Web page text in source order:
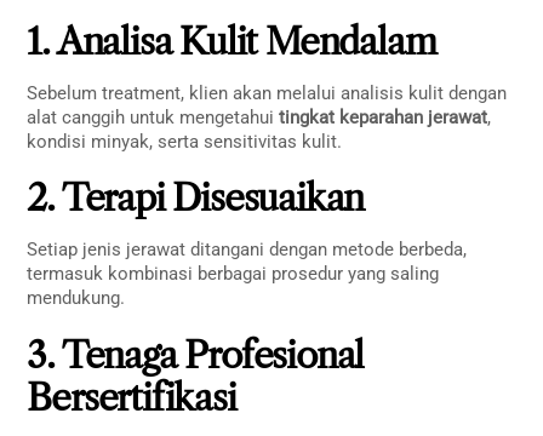
1. Analisa Kulit Mendalam
Sebelum treatment, klien akan melalui analisis kulit dengan
alat canggih untuk mengetahuitingkat keparahan jerawat,
kondisi minyak, serta sensitivitas kulit.
2. Terapi Disesuaikan
Setiap jenis jerawat ditangani dengan metode berbeda,
termasuk kombinasi berbagai prosedur yang saling
mendukung.
3. Tenaga Profesional
Bersertifikasi